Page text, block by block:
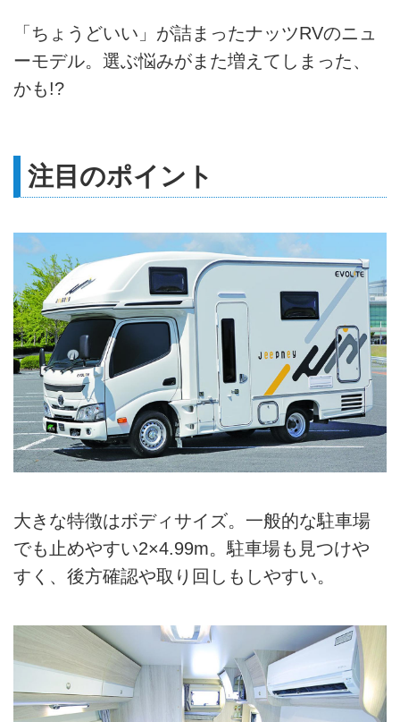
「ちょうどいい」が詰まったナッツRVのニュ
ーモデル。選ぶ悩みがまた増えてしまった、
かも!?
注目のポイント
大きな特徴はボディサイズ。一般的な駐車場
でも止めやすい2×4.99m。駐車場も見つけや
すく、後方確認や取り回しもしやすい。